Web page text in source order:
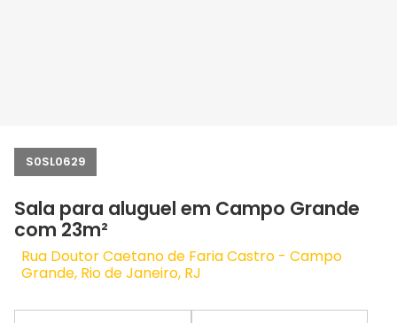
S0SL0629
Sala para aluguel em Campo Grande
com 23m²
Rua Doutor Caetano de Faria Castro - Campo
Grande, Rio de Janeiro, RJ